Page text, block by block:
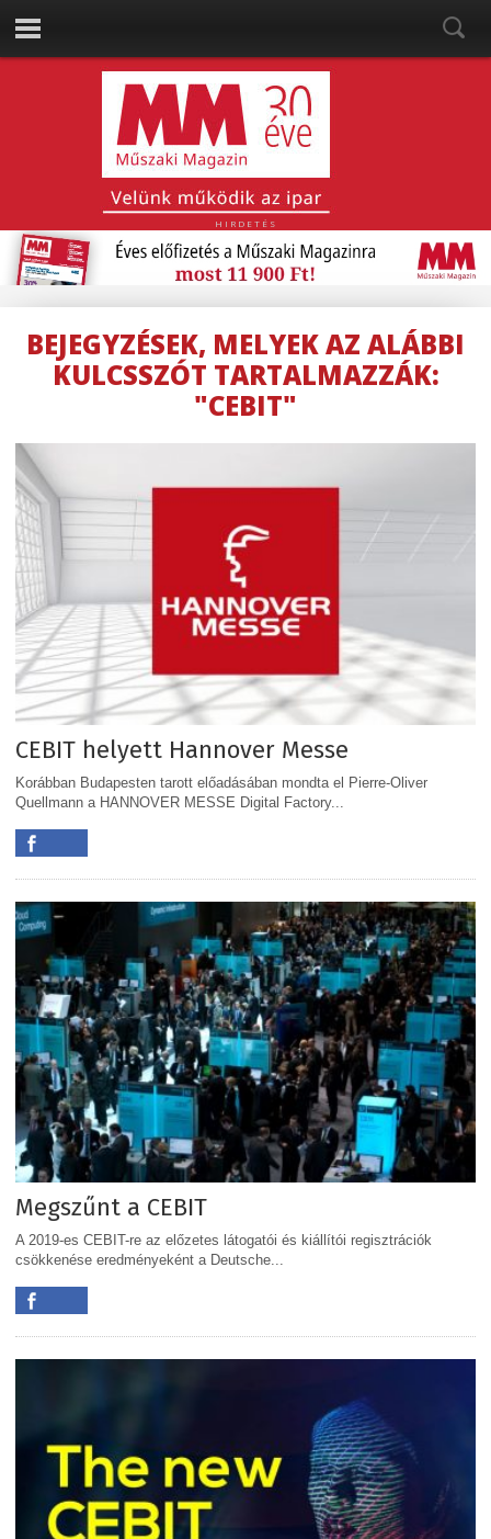
HIRDETÉS
BEJEGYZÉSEK, MELYEK AZ ALÁBBI
KULCSSZÓT TARTALMAZZÁK:
"CEBIT"
CEBIT helyett Hannover Messe
Korábban Budapesten tarott előadásában mondta el Pierre-Oliver
Quellmann a HANNOVER MESSE Digital Factory...
Megszűnt a CEBIT
A 2019-es CEBIT-re az előzetes látogatói és kiállítói regisztrációk
csökkenése eredményeként a Deutsche...